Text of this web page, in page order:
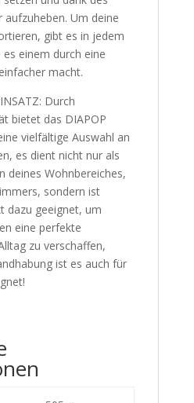
aufzuheben. Um deine
gibt es in jedem
es einem durch eine
macht.
Durch
bietet das DIAPOP
vielfältige Auswahl an
es dient nicht nur als
deines Wohnbereiches,
sondern ist
dazu geeignet, um
eine perfekte
zu verschaffen,
ist es auch für